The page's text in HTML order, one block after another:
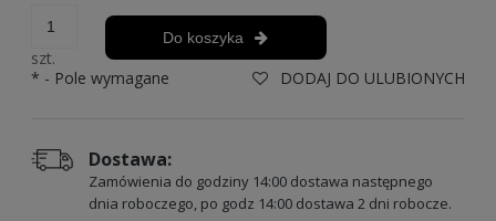
szt.
Do koszyka
DODAJ DO ULUBIONYCH
* - Pole wymagane
Dostawa:
Zamówienia do godziny 14:00 dostawa następnego
dnia roboczego, po godz 14:00 dostawa 2 dni robocze.